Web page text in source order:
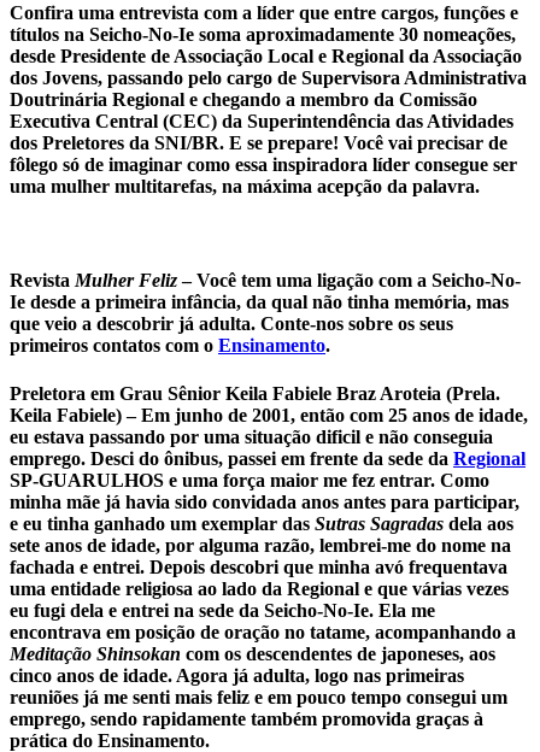
Confira uma entrevista com a líder que entre cargos, funções e
títulos na Seicho-No-Ie soma aproximadamente 30 nomeações,
desde Presidente de Associação Local e Regional da Associação
dos Jovens, passando pelo cargo de Supervisora Administrativa
Doutrinária Regional e chegando a membro da Comissão
Executiva Central (CEC) da Superintendência das Atividades
dos Preletores da SNI/BR. E se prepare! Você vai precisar de
fôlego só de imaginar como essa inspiradora líder consegue ser
uma mulher multitarefas, na máxima acepção da palavra.
Revista Mulher Feliz–Você tem uma ligação com a Seicho-No-
Ie desde a primeira infância, da qual não tinha memória, mas
que veio a descobrir já adulta. Conte-nos sobre os seus
primeiros contatos com o Ensinamento.
Preletora em Grau Sênior Keila Fabiele Braz Aroteia (Prela.
Keila Fabiele) –Em junho de 2001, então com 25 anos de idade,
eu estava passando por uma situação dificil e não conseguia
emprego. Desci do ônibus, passei em frente da sede da Regional
SP-GUARULHOS e uma força maior me fez entrar. Como
minha mãe já havia sido convidada anos antes para participar,
e eu tinha ganhado um exemplar das Sutras Sagradas dela aos
sete anos de idade, por alguma razão, lembrei-me do nome na
fachada e entrei. Depois descobri que minha avó frequentava
uma entidade religiosa ao lado da Regional e que várias vezes
eu fugi dela e entrei na sede da Seicho-No-Ie. Ela me
encontrava em posição de oração no tatame, acompanhando a
Meditação Shinsokan com os descendentes de japoneses, aos
cinco anos de idade. Agora já adulta, logo nas primeiras
reuniões já me senti mais feliz e em pouco tempo consegui um
emprego, sendo rapidamente também promovida graças à
prática do Ensinamento.